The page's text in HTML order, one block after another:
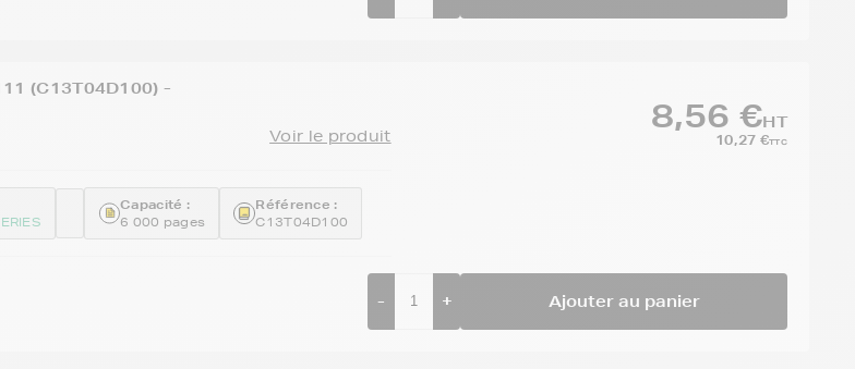
(C13T04D100) -
Voir le produit
Capacité :
6 000 pages
Référence :
C13T04D100
8,56 €HT
10,27 €TTC
- + Ajouter au panier